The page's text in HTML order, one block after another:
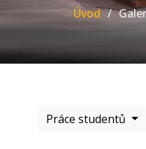
Úvod
Práce studentů